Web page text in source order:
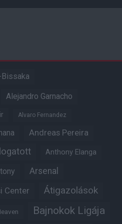
Alejandro Garnacho
Alvaro Fernandez
Andreas Pereira
Anthony Elanga
Arsenal
Center Átigazolások
Bajnokok Ligája